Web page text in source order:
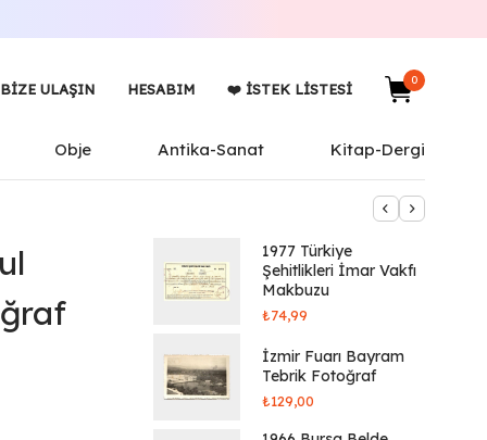
BIZE ULAŞIN HESABIM ❤️ İSTEK LISTESI
0
Obje Antika-Sanat Kitap-Dergi
1977 Türkiye
Şehitlikleri İmar Vakfı
Makbuzu
₺74,99
İzmir Fuarı Bayram
Tebrik Fotoğraf
₺129,00